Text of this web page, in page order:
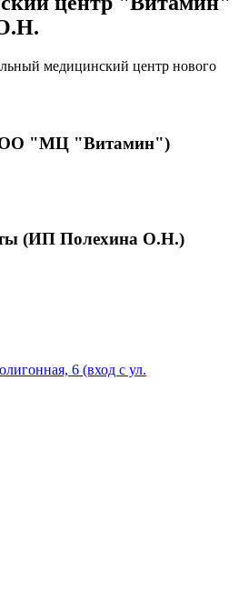
медицинский центр нового
"МЦ "Витамин")
(ИП Полехина О.Н.)
6 (вход с ул.